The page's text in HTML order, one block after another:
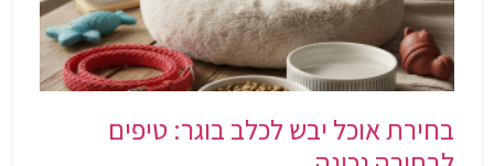
בחירת אוכל יבש לכלב בוגר: טיפים